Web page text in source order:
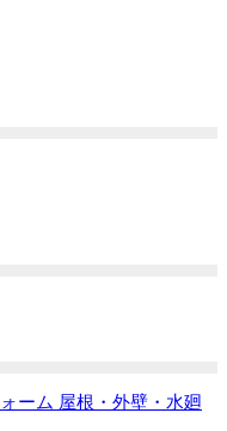
ーム 屋根・外壁・水廻